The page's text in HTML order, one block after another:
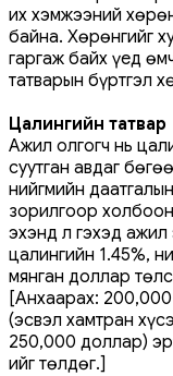
их хэмжээний
байна. Хөрөнгийг
гаргаж байх үед
татварын бүртгэл
Цалингийн татвар
Ажил олгогч нь
суутган авдаг
нийгмийн
зорилгоор
эхэнд л гэхэд
цалингийн 1.45%,
мянган доллар
[Анхаарах:
(эсвэл хамтран
250,000 доллар)
ийг төлдөг.]